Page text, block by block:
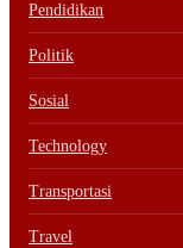
Pendidikan
Politik
Sosial
Technology
Transportasi
Travel